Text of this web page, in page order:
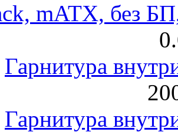
mATX, без
Гарнитура
Гарнитура